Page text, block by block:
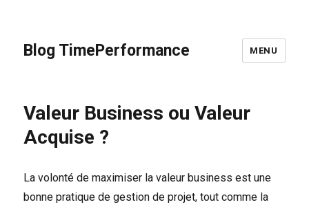
Blog TimePerformance MENU
Valeur Business ou Valeur
Acquise ?
La volonté de maximiser la valeur business est une
bonne pratique de gestion de projet, tout comme la